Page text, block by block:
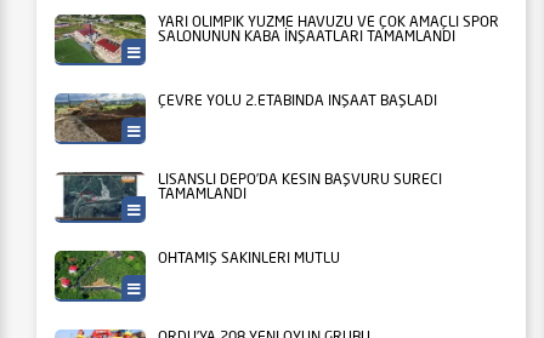
YARI OLİMPİK YÜZME HAVUZU VE ÇOK AMAÇLI SPOR
SALONUNUN KABA İNŞAATLARI TAMAMLANDI
ÇEVRE YOLU 2.ETABINDA İNŞAAT BAŞLADI
LİSANSLI DEPO’DA KESİN BAŞVURU SÜRECİ
TAMAMLANDI
OHTAMIŞ SAKİNLERİ MUTLU